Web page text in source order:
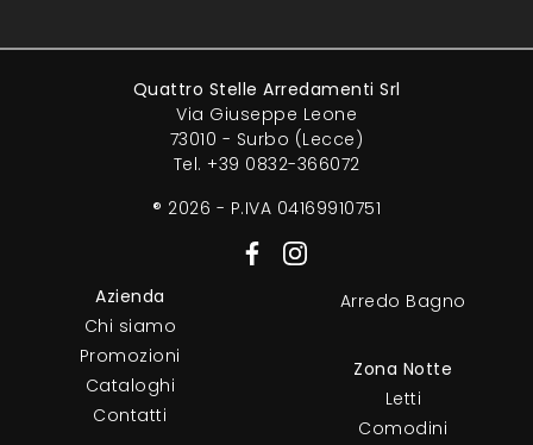
Quattro Stelle Arredamenti Srl
Via Giuseppe Leone
73010 - Surbo (Lecce)
Tel. +39 0832-366072
® 2026 - P.IVA 04169910751
Azienda
Chi siamo
Promozioni
Cataloghi
Contatti
Arredo Bagno
Zona Notte
Letti
Comodini